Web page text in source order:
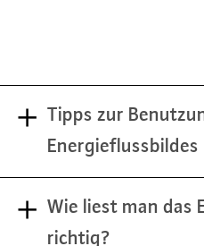
Tipps zur
Energieflussbildes
Wie liest man das
richtig?